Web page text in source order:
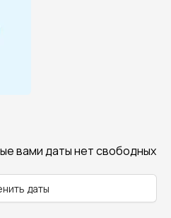
вами даты нет свободных
даты